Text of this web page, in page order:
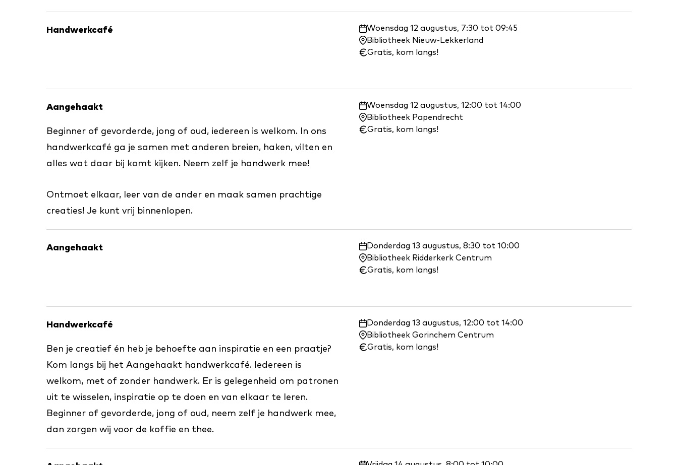
Handwerkcafé
Waar
en
wanneer:
Woensdag 12 augustus, 7:30 tot 09:45
Bibliotheek Nieuw-Lekkerland
Gratis, kom langs!
Aangehaakt
Beginner of gevorderde, jong of oud, iedereen is welkom. In ons
handwerkcafé ga je samen met anderen breien, haken, vilten en
alles wat daar bij komt kijken. Neem zelf je handwerk mee!
Ontmoet elkaar, leer van de ander en maak samen prachtige
creaties! Je kunt vrij binnenlopen.
Waar
en
wanneer:
Woensdag 12 augustus, 12:00 tot 14:00
Bibliotheek Papendrecht
Gratis, kom langs!
Aangehaakt
Waar
en
wanneer:
Donderdag 13 augustus, 8:30 tot 10:00
Bibliotheek Ridderkerk Centrum
Gratis, kom langs!
Handwerkcafé
Ben je creatief én heb je behoefte aan inspiratie en een praatje?
Kom langs bij het Aangehaakt handwerkcafé. Iedereen is
welkom, met of zonder handwerk. Er is gelegenheid om patronen
uit te wisselen, inspiratie op te doen en van elkaar te leren.
Beginner of gevorderde, jong of oud, neem zelf je handwerk mee,
dan zorgen wij voor de koffie en thee.
Waar
en
wanneer:
Donderdag 13 augustus, 12:00 tot 14:00
Bibliotheek Gorinchem Centrum
Gratis, kom langs!